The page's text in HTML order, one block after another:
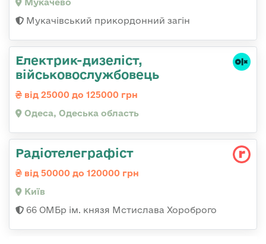
Мукачево
Мукачівський прикордонний загін
Електрик-дизеліст,
військовослужбовець
від 25000 до 125000 грн
Одеса, Одеська область
Радіотелеграфіст
від 50000 до 120000 грн
Київ
66 ОМБр ім. князя Мстислава Хороброго